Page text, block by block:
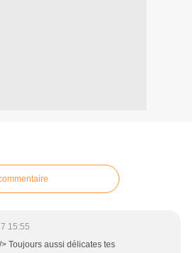
15:55
Toujours aussi délicates tes